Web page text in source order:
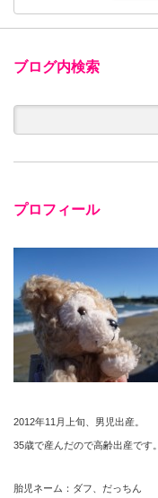
ブログ内検索
プロフィール
2012年11月上旬、男児出産。
35歳で産んだので高齢出産です。
胎児ネーム：ダフ、だっちん